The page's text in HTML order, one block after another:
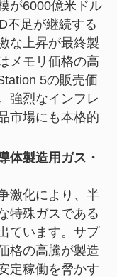
が6000億米ドル
不足が継続する
な上昇が最終製
メモリ価格の高
5の販売価
強烈なインフレ
市場にも本格的
体製造用ガス・
激化により、半
特殊ガスである
ています。サプ
格の高騰が製造
定稼働を脅かす